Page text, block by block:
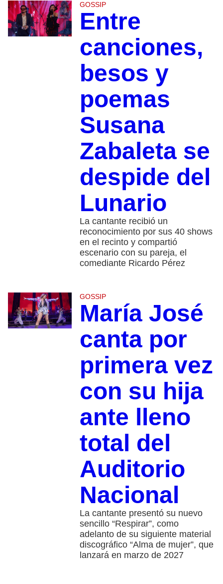
GOSSIP
Entre
canciones,
besos y
poemas
Susana
Zabaleta se
despide del
Lunario
La cantante recibió un
reconocimiento por sus 40 shows
en el recinto y compartió
escenario con su pareja, el
comediante Ricardo Pérez
GOSSIP
María José
canta por
primera vez
con su hija
ante lleno
total del
Auditorio
Nacional
La cantante presentó su nuevo
sencillo “Respirar”, como
adelanto de su siguiente material
discográfico “Alma de mujer”, que
lanzará en marzo de 2027